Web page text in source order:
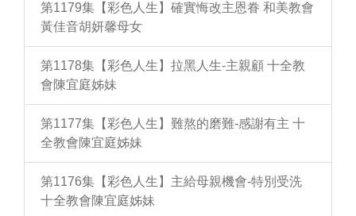
第1179集【彩色人生】確實悔改主恩眷 和美教會
黃佳音胡妍馨母女
第1178集【彩色人生】拉黑人生-主親顧 十全教
會陳宜庭姊妹
第1177集【彩色人生】難熬的磨難-感謝有主 十
全教會陳宜庭姊妹
第1176集【彩色人生】主給母親機會-特別受洗
十全教會陳宜庭姊妹